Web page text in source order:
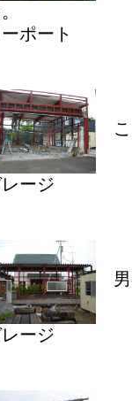
ポート
こ
ージ
男
ージ